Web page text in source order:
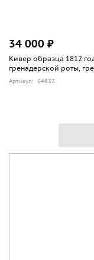
34 000 ₽
Кивер образца 1812
гренадерской роты,
Артикул: 64833